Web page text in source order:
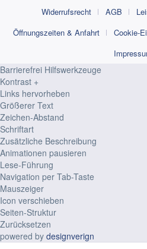
Widerrufsrecht
AGB
Öffnungszeiten & Anfahrt
Cookie-
Barrierefrei Hilfswerkzeuge
Kontrast +
Links hervorheben
Größerer Text
Zeichen-Abstand
Schriftart
Zusätzliche Beschreibung
Animationen pausieren
Lese-Führung
Navigation per Tab-Taste
Mauszeiger
Icon verschieben
Seiten-Struktur
Zurücksetzen
powered by designverign